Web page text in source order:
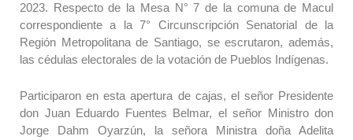
2023. Respecto de la Mesa N° 7 de la comuna de Macul
correspondiente a la 7° Circunscripción Senatorial de la
Región Metropolitana de Santiago, se escrutaron, además,
las cédulas electorales de la votación de Pueblos Indígenas.
Participaron en esta apertura de cajas, el señor Presidente
don Juan Eduardo Fuentes Belmar, el señor Ministro don
Jorge Dahm Oyarzún, la señora Ministra doña Adelita